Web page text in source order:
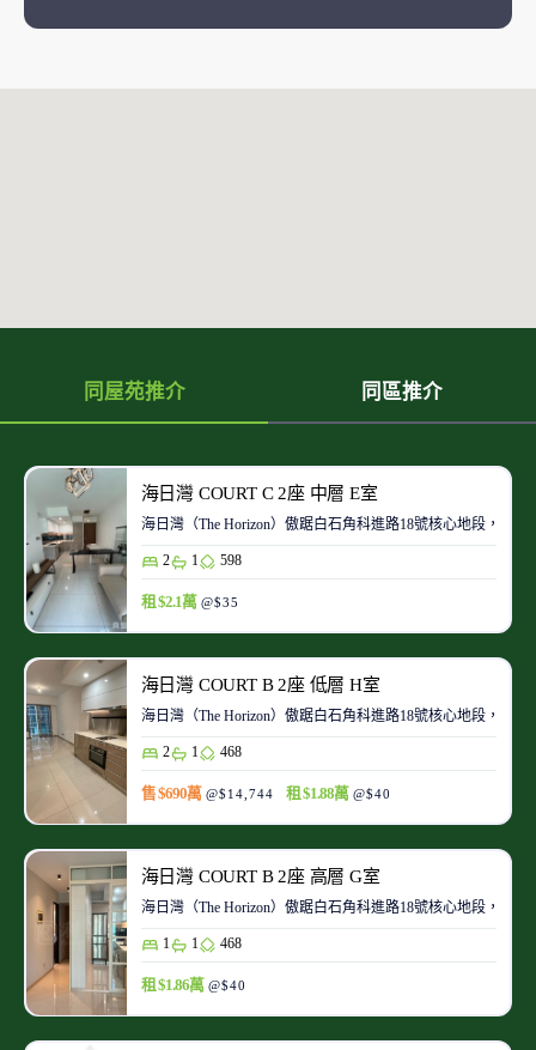
同屋苑推介 同區推介
海日灣 COURT C 2座 中層 E室
海日灣（The Horizon）傲踞白石角科進路18號核心地段，由
2 1 598
租 $2.1萬 @$35
海日灣 COURT B 2座 低層 H室
海日灣（The Horizon）傲踞白石角科進路18號核心地段，由
2 1 468
售 $690萬 @$14,744 租 $1.88萬 @$40
海日灣 COURT B 2座 高層 G室
海日灣（The Horizon）傲踞白石角科進路18號核心地段，由
1 1 468
租 $1.86萬 @$40